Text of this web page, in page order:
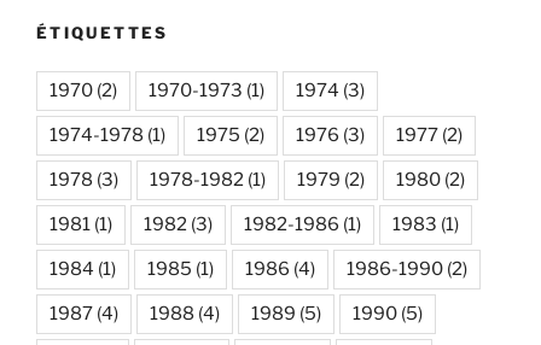
ÉTIQUETTES
1970 (2) 1970-1973 (1) 1974 (3)
1974-1978 (1) 1975 (2) 1976 (3) 1977 (2)
1978 (3) 1978-1982 (1) 1979 (2) 1980 (2)
1981 (1) 1982 (3) 1982-1986 (1) 1983 (1)
1984 (1) 1985 (1) 1986 (4) 1986-1990 (2)
1987 (4) 1988 (4) 1989 (5) 1990 (5)